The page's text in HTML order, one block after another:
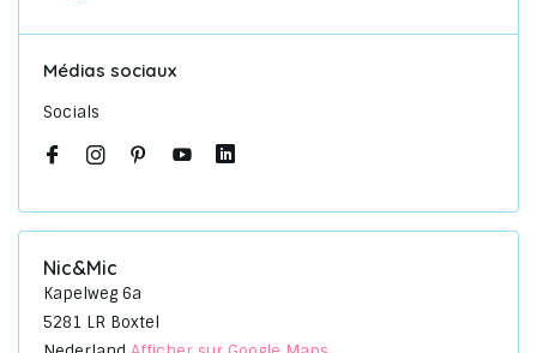
Médias sociaux
Socials
Nic&Mic
Kapelweg 6a
5281 LR Boxtel